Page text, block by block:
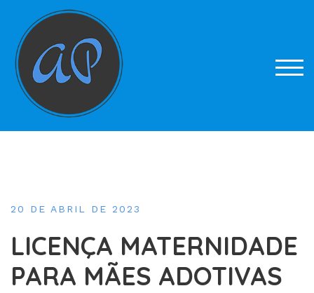
content
20 DE ABRIL DE 2023
LICENÇA MATERNIDADE
PARA MÃES ADOTIVAS